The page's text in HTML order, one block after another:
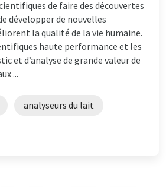
de faire des découvertes
développer de nouvelles
la qualité de la vie humaine.
haute performance et les
et d’analyse de grande valeur de
...
analyseurs du lait